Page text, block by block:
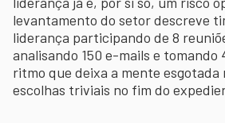
levantamento do setor descreve
liderança participando de 8
analisando 150 e-mails e tomando
ritmo que deixa a mente esgotada
escolhas triviais no fim do